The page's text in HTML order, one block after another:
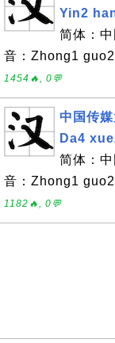
Yin2
简体：
音：Zhong1
1454🔥, 0💬
中国传
Da4
简体：
音：Zhong1
1182🔥, 0💬